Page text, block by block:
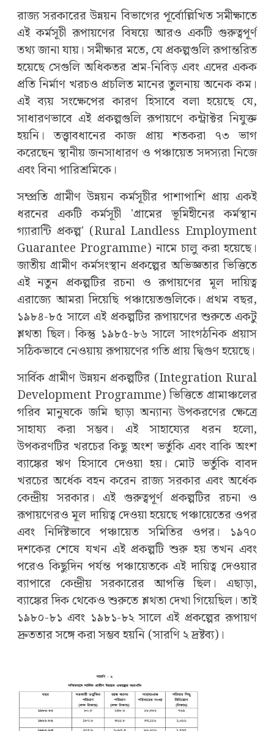
রাজ্য সরকারের উন্নয়ন বিভাগের পূর্বোল্লিখিত সমীক্ষাতে
এই কর্মসূচী রূপায়ণের বিষয়ে আরও একটি গুরুত্বপূর্ণ
তথ্য জানা যায়। সমীক্ষার মতে, যে প্রকল্পগুলি রূপান্তরিত
হয়েছে সেগুলি অধিকতর শ্রম-নিবিড় এবং এদের একক
প্রতি নির্মাণ খরচও প্রচলিত মানের তুলনায় অনেক কম।
এই ব্যয় সংক্ষেপের কারণ হিসাবে বলা হয়েছে যে,
সাধারণভাবে এই প্রকল্পগুলি রূপায়ণে কন্ট্রাক্টর নিযুক্ত
হয়নি। তত্ত্বাবধানের কাজ প্রায় শতকরা ৭৩ ভাগ
করেছেন স্থানীয় জনসাধারণ ও পঞ্চায়েত সদস্যরা নিজে
এবং বিনা পারিশ্রমিকে।
সম্প্রতি গ্রামীণ উন্নয়ন কর্মসূচীর পাশাপাশি প্রায় একই
ধরনের একটি কর্মসূচী 'গ্রামের ভূমিহীনের কর্মস্থান
গ্যারান্টি প্রকল্প' (Rural Landless Employment
Guarantee Programme) নামে চালু করা হয়েছে।
জাতীয় গ্রামীণ কর্মসংস্থান প্রকল্পের অভিজ্ঞতার ভিত্তিতে
এই নতুন প্রকল্পটির রচনা ও রূপায়ণের মূল দায়িত্ব
এরাজ্যে আমরা দিয়েছি পঞ্চায়েতগুলিকে। প্রথম বছর,
১৯৮৪-৮৫ সালে এই প্রকল্পটির রূপায়ণের শুরুতে একটু
শ্লথতা ছিল। কিন্তু ১৯৮৫-৮৬ সালে সাংগঠনিক প্রয়াস
সঠিকভাবে নেওয়ায় রূপায়ণের গতি প্রায় দ্বিগুণ হয়েছে।
সার্বিক গ্রামীণ উন্নয়ন প্রকল্পটির (Integration Rural
Development Programme) ভিত্তিতে গ্রামাঞ্চলের
গরিব মানুষকে জমি ছাড়া অন্যান্য উপকরণের ক্ষেত্রে
সাহায্য করা সম্ভব। এই সাহায্যের ধরন হলো,
উপকরণটির খরচের কিছু অংশ ভর্তুকি এবং বাকি অংশ
ব্যাঙ্কের ঋণ হিসাবে দেওয়া হয়। মোট ভর্তুকি বাবদ
খরচের অর্ধেক বহন করেন রাজ্য সরকার এবং অর্ধেক
কেন্দ্রীয় সরকার। এই গুরুত্বপূর্ণ প্রকল্পটির রচনা ও
রূপায়ণেরও মূল দায়িত্ব দেওয়া হয়েছে পঞ্চায়েতের ওপর
এবং নির্দিষ্টভাবে পঞ্চায়েত সমিতির ওপর। ১৯৭০
দশকের শেষে যখন এই প্রকল্পটি শুরু হয় তখন এবং
পরেও কিছুদিন পর্যন্ত পঞ্চায়েতকে এই দায়িত্ব দেওয়ার
ব্যাপারে কেন্দ্রীয় সরকারের আপত্তি ছিল। এছাড়া,
ব্যাঙ্কের দিক থেকেও শুরুতে শ্লথতা দেখা গিয়েছিল। তাই
১৯৮০-৮১ এবং ১৯৮১-৮২ সালে এই প্রকল্পের রূপায়ণ
দ্রুততার সঙ্গে করা সম্ভব হয়নি (সারণি ২ দ্রষ্টব্য)।